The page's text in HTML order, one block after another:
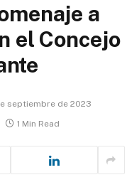
a
el Concejo
septiembre de 2023
1 Min Read